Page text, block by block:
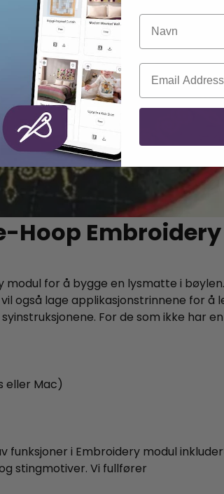
Hoop
modul for å bygge en lysmatte i
også lage applikasjonstrinnene for
For de som ikke har
eller Mac)
funksjoner i Embroidery modul
stingmotiver. Vi fullfører
Navn
E-post